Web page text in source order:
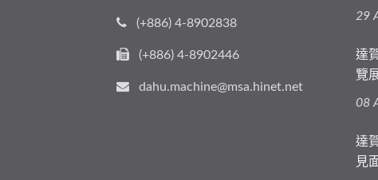
(+886) 4-8902838
(+886) 4-8902446
dahu.machine@msa.hinet.net
29
達
覽
08
達
見